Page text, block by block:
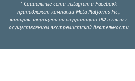
* Социальные сети Instagram и Facebook
принадлежат компании Meta Platforms Inc.,
которая запрещена на территории РФ в связи с
осуществлением экстремистской деятельности